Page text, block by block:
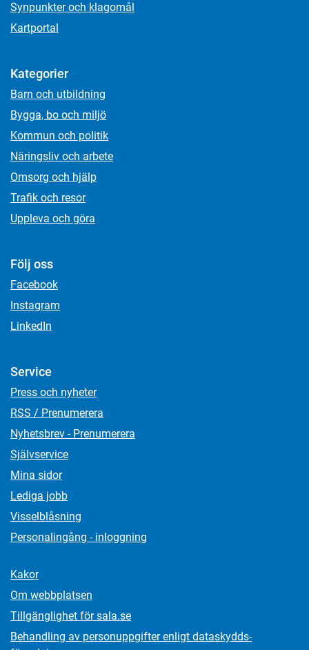
Synpunkter och klagomål
Kartportal
Kategorier
Barn och utbildning
Bygga, bo och miljö
Kommun och politik
Näringsliv och arbete
Omsorg och hjälp
Trafik och resor
Uppleva och göra
Följ oss
Facebook
Instagram
LinkedIn
Service
Press och nyheter
RSS / Prenumerera
Nyhetsbrev - Prenumerera
Självservice
Mina sidor
Lediga jobb
Visselblåsning
Personalingång - inloggning
Kakor
Om webbplatsen
Tillgänglighet för sala.se
Behandling av personuppgifter enligt dataskydds­